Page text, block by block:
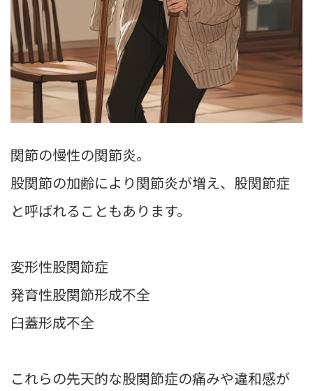
関節の慢性の関節炎。
股関節の加齢により関節炎が増え、股関節症
と呼ばれることもあります。
変形性股関節症
発育性股関節形成不全
臼蓋形成不全
これらの先天的な股関節症の痛みや違和感が